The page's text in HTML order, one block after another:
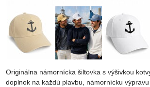
Originálna námornícka šiltovka s výšivkou
doplnok na každú plavbu, námornícku